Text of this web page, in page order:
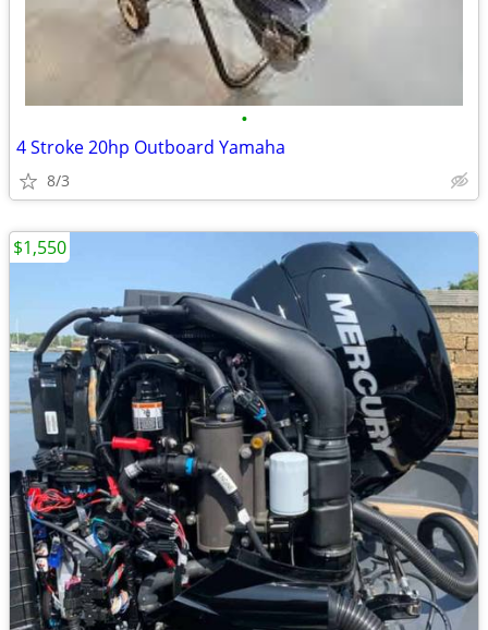
•
4 Stroke 20hp Outboard Yamaha
8/3
$1,550